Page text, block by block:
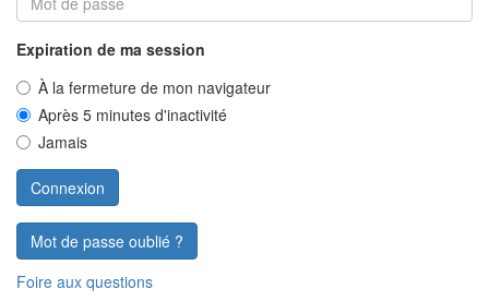
Expiration de ma session
À la fermeture de mon navigateur
Après 5 minutes d'inactivité
Jamais
Mot de passe oublié ?
Foire aux questions